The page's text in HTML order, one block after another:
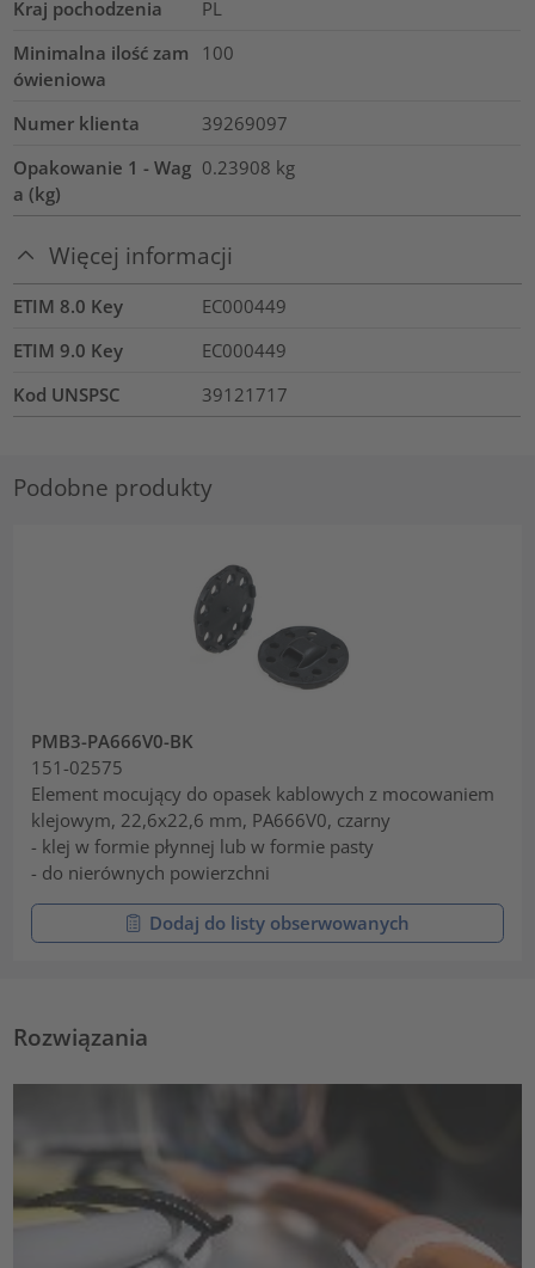
Kraj pochodzenia
PL
Minimalna ilość zam
ówieniowa
100
Numer klienta
39269097
Opakowanie 1 - Wag
a (kg)
0.23908 kg
Więcej informacji
ETIM 8.0 Key
EC000449
ETIM 9.0 Key
EC000449
Kod UNSPSC
39121717
Podobne produkty
PMB3-PA666V0-BK
151-02575
Element mocujący do opasek kablowych z mocowaniem
klejowym, 22,6x22,6 mm, PA666V0, czarny
- klej w formie płynnej lub w formie pasty
- do nierównych powierzchni
Dodaj do listy obserwowanych
Rozwiązania